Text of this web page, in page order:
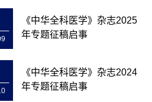
《中华全科医学》杂志2025
年专题征稿启事
《中华全科医学》杂志2024
年专题征稿启事